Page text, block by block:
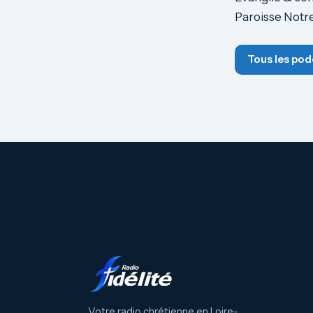
Paroisse
Tous les